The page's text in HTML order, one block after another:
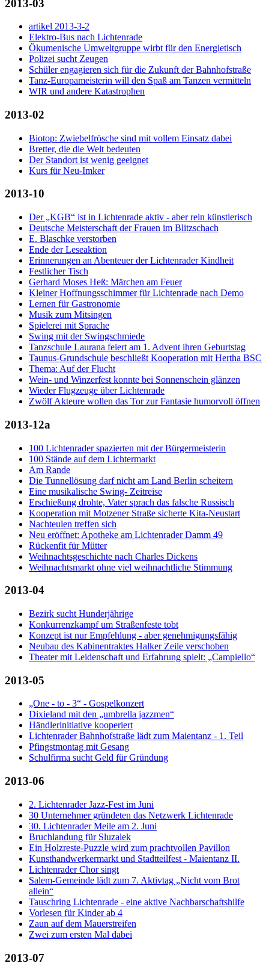
2013-03
artikel 2013-3-2
Elektro-Bus nach Lichtenrade
Ökumenische Umweltgruppe wirbt für den Energietisch
Polizei sucht Zeugen
Schüler engagieren sich für die Zukunft der Bahnhofstraße
Tanz-Europameisterin will den Spaß am Tanzen vermitteln
WIR und andere Katastrophen
2013-02
Biotop: Zwiebelfrösche sind mit vollem Einsatz dabei
Bretter, die die Welt bedeuten
Der Standort ist wenig geeignet
Kurs für Neu-Imker
2013-10
Der „KGB“ ist in Lichtenrade aktiv - aber rein künstlerisch
Deutsche Meisterschaft der Frauen im Blitzschach
E. Blaschke verstorben
Ende der Leseaktion
Erinnerungen an Abenteuer der Lichtenrader Kindheit
Festlicher Tisch
Gerhard Moses Heß: Märchen am Feuer
Kleiner Hoffnungsschimmer für Lichtenrade nach Demo
Lernen für Gastronomie
Musik zum Mitsingen
Spielerei mit Sprache
Swing mit der Swingschmiede
Tanzschule Laurana feiert am 1. Advent ihren Geburtstag
Taunus-Grundschule beschließt Kooperation mit Hertha BSC
Thema: Auf der Flucht
Wein- und Winzerfest konnte bei Sonnenschein glänzen
Wieder Flugzeuge über Lichtenrade
Zwölf Akteure wollen das Tor zur Fantasie humorvoll öffnen
2013-12a
100 Lichtenrader spazierten mit der Bürgermeisterin
100 Stände auf dem Lichtermarkt
Am Rande
Die Tunnellösung darf nicht am Land Berlin scheitern
Eine musikalische Swing- Zeitreise
Erschießung drohte, Vater sprach das falsche Russisch
Kooperation mit Motzener Straße sicherte Kita-Neustart
Nachteulen treffen sich
Neu eröffnet: Apotheke am Lichtenrader Damm 49
Rückenfit für Mütter
Weihnachtsgeschichte nach Charles Dickens
Weihnachtsmarkt ohne viel weihnachtliche Stimmung
2013-04
Bezirk sucht Hunderjährige
Konkurrenzkampf um Straßenfeste tobt
Konzept ist nur Empfehlung - aber genehmigungsfähig
Neubau des Kabinentraktes Halker Zeile verschoben
Theater mit Leidenschaft und Erfahrung spielt: „Campiello“
2013-05
„One - to - 3“ - Gospelkonzert
Dixieland mit den „umbrella jazzmen“
Händlerinitiative kooperiert
Lichtenrader Bahnhofstraße lädt zum Maientanz - 1. Teil
Pfingstmontag mit Gesang
Schulfirma sucht Geld für Gründung
2013-06
2. Lichtenrader Jazz-Fest im Juni
30 Unternehmer gründeten das Netzwerk Lichtenrade
30. Lichtenrader Meile am 2. Juni
Bruchlandung für Sluzalek
Ein Holzreste-Puzzle wird zum prachtvollen Pavillon
Kunsthandwerkermarkt und Stadtteilfest - Maientanz II.
Lichtenrader Chor singt
Salem-Gemeinde lädt zum 7. Aktivtag „Nicht vom Brot
allein“
Tauschring Lichtenrade - eine aktive Nachbarschaftshilfe
Vorlesen für Kinder ab 4
Zaun auf dem Mauerstreifen
Zwei zum ersten Mal dabei
2013-07